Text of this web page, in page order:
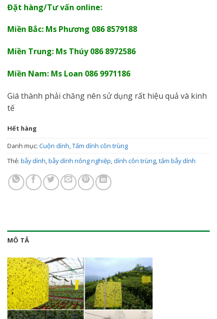
Đặt hàng/Tư vấn online:
Miền Bắc: Ms Phương 086 8579188
Miền Trung: Ms Thúy 086 8972586
Miền Nam: Ms Loan 086 9971186
Giá thành phải chăng nên sử dụng rất hiệu quả và kinh
tế
Hết hàng
Danh mục: Cuộn dính, Tấm dính côn trùng
Thẻ: bẫy dính,bẫy dính nông nghiệp, dính côn trùng,tấm bẫy dính
MÔ TẢ